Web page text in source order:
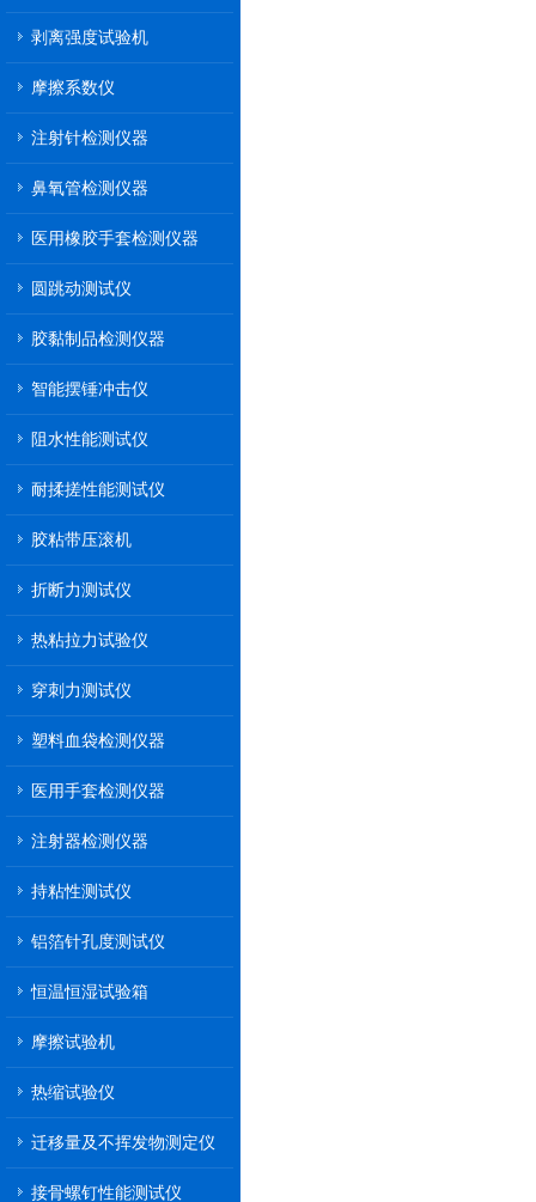
剥离强度试验机
摩擦系数仪
注射针检测仪器
鼻氧管检测仪器
医用橡胶手套检测仪器
圆跳动测试仪
胶黏制品检测仪器
智能摆锤冲击仪
阻水性能测试仪
耐揉搓性能测试仪
胶粘带压滚机
折断力测试仪
热粘拉力试验仪
穿刺力测试仪
塑料血袋检测仪器
医用手套检测仪器
注射器检测仪器
持粘性测试仪
铝箔针孔度测试仪
恒温恒湿试验箱
摩擦试验机
热缩试验仪
迁移量及不挥发物测定仪
接骨螺钉性能测试仪